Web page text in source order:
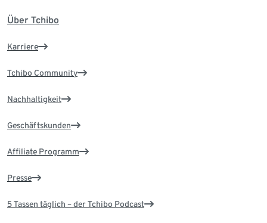
Über Tchibo
Karriere
Tchibo Community
Nachhaltigkeit
Geschäftskunden
Affiliate Programm
Presse
5 Tassen täglich – der Tchibo Podcast